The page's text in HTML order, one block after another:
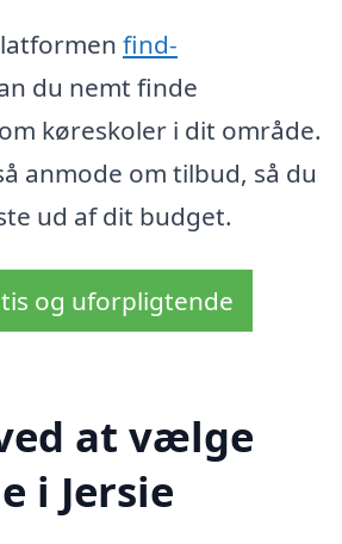
find-
du nemt finde
køreskoler i dit område.
anmode om tilbud, så du
ud af dit budget.
og uforpligtende
at vælge
i Jersie